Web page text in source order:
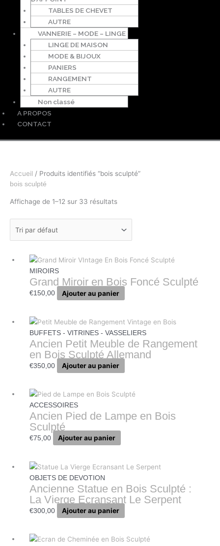
TABLES DE CHEVET
AUTRE
VANNERIE – MODE – LINGE
LINGE DE MAISON
MODE & BIJOUX
PANIERS
RANGEMENT
AUTRE
Non classé
A PROPOS
CONTACT
Accueil / Produits identifiés “bois sculpté”
bois sculpté
Affichage de 1–12 sur 33 résultats
MIROIRS
Grand Miroir en Bois Foncé Sculpté
€150,00 Ajouter au panier
BUFFETS - VITRINES - VASSELIERS
Ancien Petit Meuble de Rangement
en Bois Sculpté Allemand
€350,00 Ajouter au panier
ACCESSOIRES
Ancien Pied de Lampe en Bois
Sculpté
€75,00 Ajouter au panier
OBJETS DE DEVOTION
Ancienne Statue en Bois Sculpté :
La Vierge Ecransant Le Serpent
€300,00 Ajouter au panier